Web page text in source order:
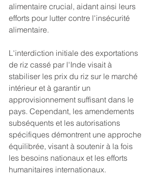
alimentaire crucial, aidant ainsi leurs
efforts pour lutter contre l'insécurité
alimentaire.
L'interdiction initiale des exportations
de riz cassé par l'Inde visait à
stabiliser les prix du riz sur le marché
intérieur et à garantir un
approvisionnement suffisant dans le
pays. Cependant, les amendements
subséquents et les autorisations
spécifiques démontrent une approche
équilibrée, visant à soutenir à la fois
les besoins nationaux et les efforts
humanitaires internationaux.